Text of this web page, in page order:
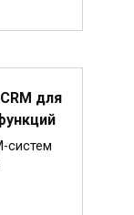
для
систем